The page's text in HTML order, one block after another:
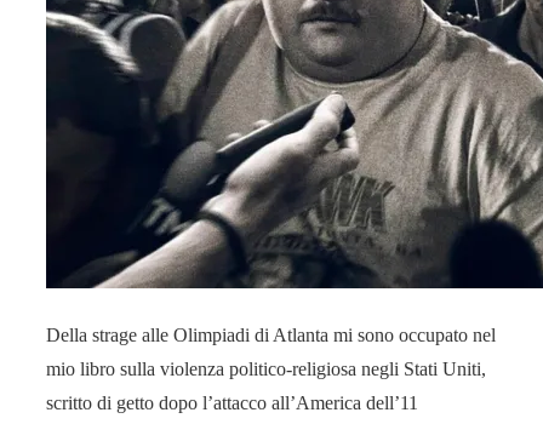
Della strage alle Olimpiadi di Atlanta mi sono occupato nel
mio libro sulla violenza politico-religiosa negli Stati Uniti,
scritto di getto dopo l’attacco all’America dell’11